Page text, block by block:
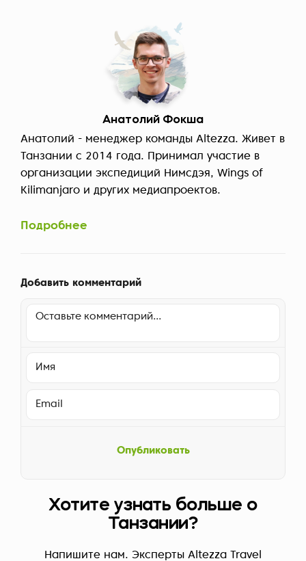
Анатолий Фокша
Анатолий - менеджер команды Altezza. Живет в
Танзании с 2014 года. Принимал участие в
организации экспедиций Нимсдэя, Wings of
Kilimanjaro и других медиапроектов.
Подробнее
Добавить комментарий
Опубликовать
Хотите узнать больше о
Танзании?
Напишите нам. Эксперты Altezza Travel